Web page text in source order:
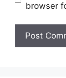
browser